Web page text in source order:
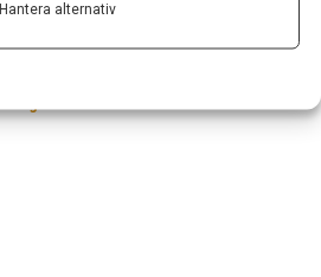
Hantera alternativ